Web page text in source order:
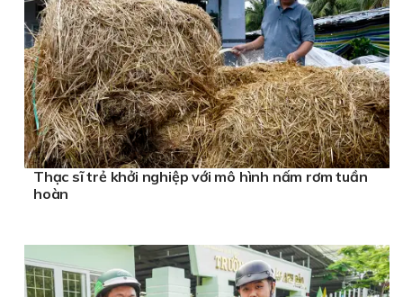
Thạc sĩ trẻ khởi nghiệp với mô hình nấm rơm tuần
hoàn